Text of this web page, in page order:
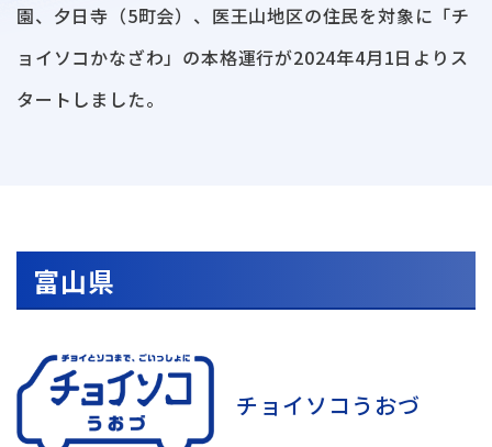
園、夕日寺（5町会）、医王山地区の住民を対象に「チ
ョイソコかなざわ」の本格運行が2024年4月1日よりス
タートしました。
富山県
チョイソコうおづ